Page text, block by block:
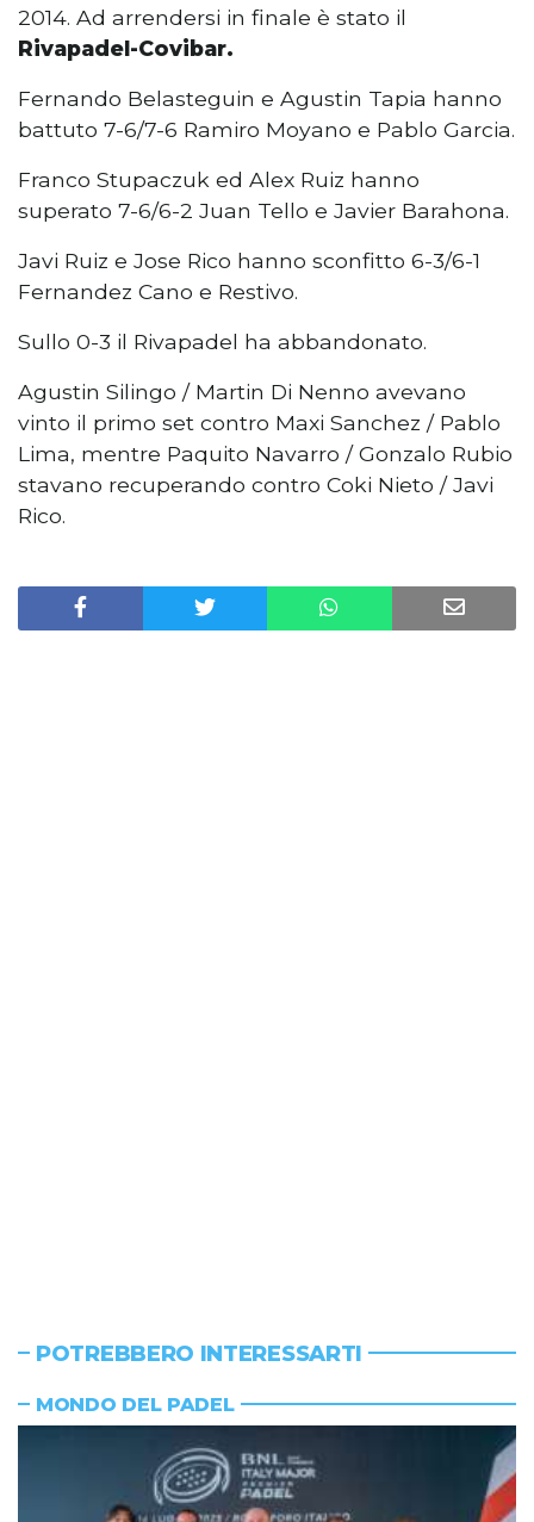
2014. Ad arrendersi in finale è stato il
Rivapadel-Covibar.
Fernando Belasteguin e Agustin Tapia hanno
battuto 7-6/7-6 Ramiro Moyano e Pablo Garcia.
Franco Stupaczuk ed Alex Ruiz hanno
superato 7-6/6-2 Juan Tello e Javier Barahona.
Javi Ruiz e Jose Rico hanno sconfitto 6-3/6-1
Fernandez Cano e Restivo.
Sullo 0-3 il Rivapadel ha abbandonato.
Agustin Silingo / Martin Di Nenno avevano
vinto il primo set contro Maxi Sanchez / Pablo
Lima, mentre Paquito Navarro / Gonzalo Rubio
stavano recuperando contro Coki Nieto / Javi
Rico.
POTREBBERO INTERESSARTI
MONDO DEL PADEL